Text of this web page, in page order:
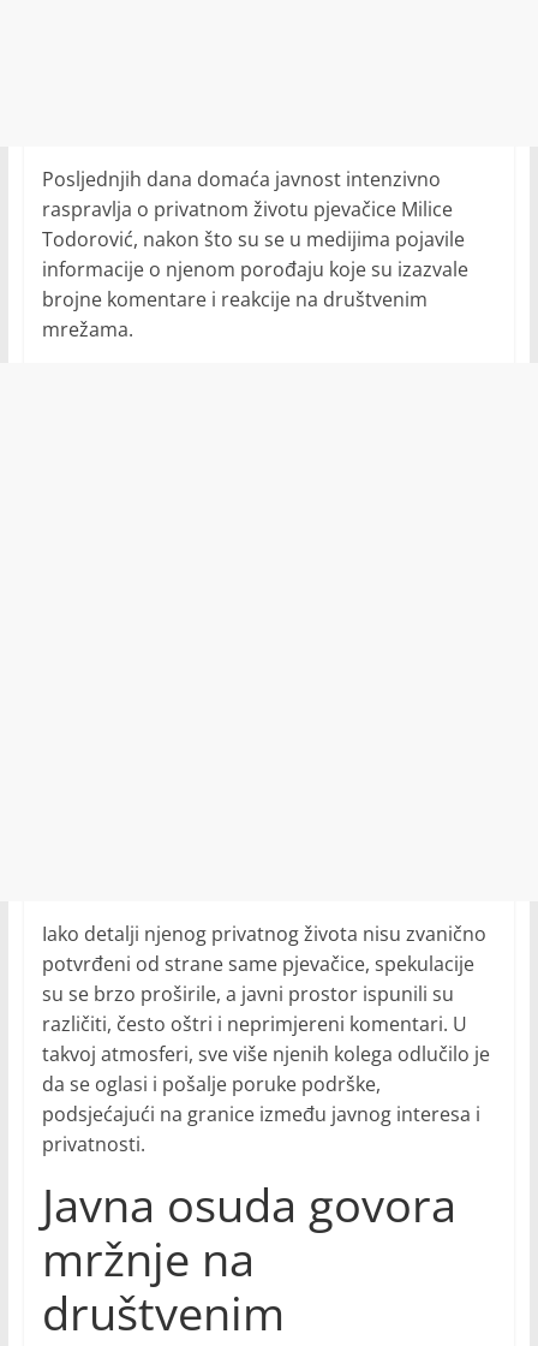
Posljednjih dana domaća javnost intenzivno
raspravlja o privatnom životu pjevačice Milice
Todorović, nakon što su se u medijima pojavile
informacije o njenom porođaju koje su izazvale
brojne komentare i reakcije na društvenim
mrežama.
Iako detalji njenog privatnog života nisu zvanično
potvrđeni od strane same pjevačice, spekulacije
su se brzo proširile, a javni prostor ispunili su
različiti, često oštri i neprimjereni komentari. U
takvoj atmosferi, sve više njenih kolega odlučilo je
da se oglasi i pošalje poruke podrške,
podsjećajući na granice između javnog interesa i
privatnosti.
Javna osuda govora
mržnje na
društvenim